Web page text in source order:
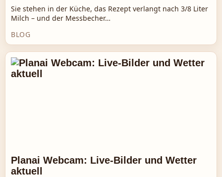
Sie stehen in der Küche, das Rezept verlangt nach 3/8 Liter
Milch – und der Messbecher…
BLOG
Planai Webcam: Live-Bilder und Wetter
aktuell